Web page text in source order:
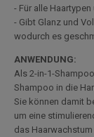
- Für alle
- Gibt Glanz und
wodurch es
ANWENDUNG:
Als 2-in-1-
Shampoo in die
Sie können damit
um eine
das